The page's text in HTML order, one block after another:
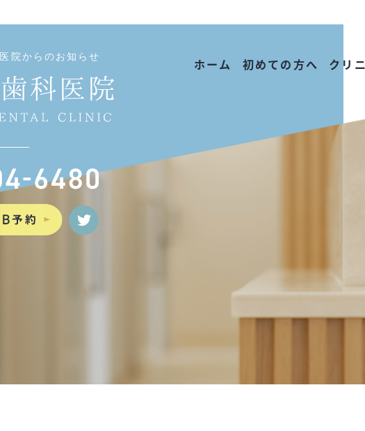
院からのお知らせ ホーム 初めての方へ クリ